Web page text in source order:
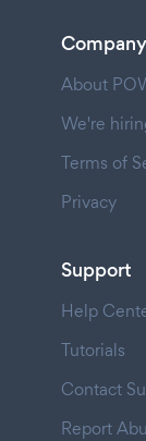
Company
About
We're
Terms of
Privacy
Support
Help
Tutorials
Contact
Report